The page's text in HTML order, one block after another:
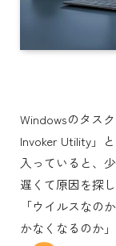
Windowsのタス
Invoker Utility」
入っていると、
遅くて原因を探
「ウイルスなの
かなくなるのか